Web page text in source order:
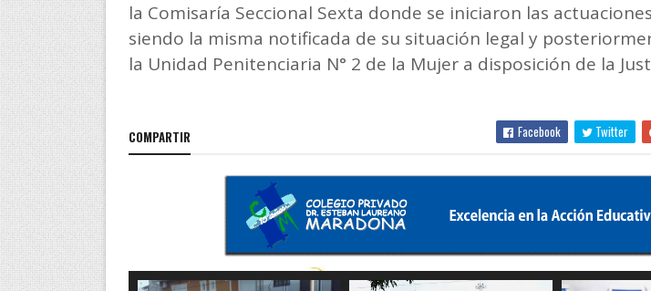
la Comisaría Seccional Sexta donde se iniciaron las
siendo la misma notificada de su situación legal y
la Unidad Penitenciaria N° 2 de la Mujer a disposición de la
COMPARTIR Facebook Twitter